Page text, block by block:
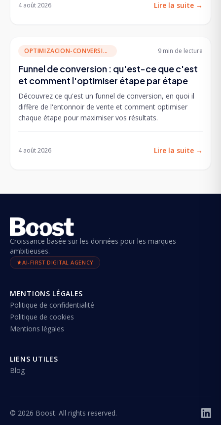
4 août 2026 Lire la suite →
OPTIMIZACION-CONVERSION 9 min de lecture
Funnel de conversion : qu'est-ce que c'est
et comment l'optimiser étape par étape
Découvrez ce qu'est un funnel de conversion, en quoi il
diffère de l'entonnoir de vente et comment optimiser
chaque étape pour maximiser vos résultats.
4 août 2026 Lire la suite →
Croissance basée sur les données pour les marques
ambitieuses.
AI-FIRST DIGITAL AGENCY
MENTIONS LÉGALES
Politique de confidentialité
Politique de cookies
Mentions légales
LIENS UTILES
Blog
© 2026 Boost. All rights reserved.